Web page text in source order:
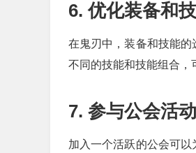
6. 优化装备和
在鬼刃中，装备和技能
不同的技能和技能组合，
7. 参与公会活动
加入一个活跃的公会可